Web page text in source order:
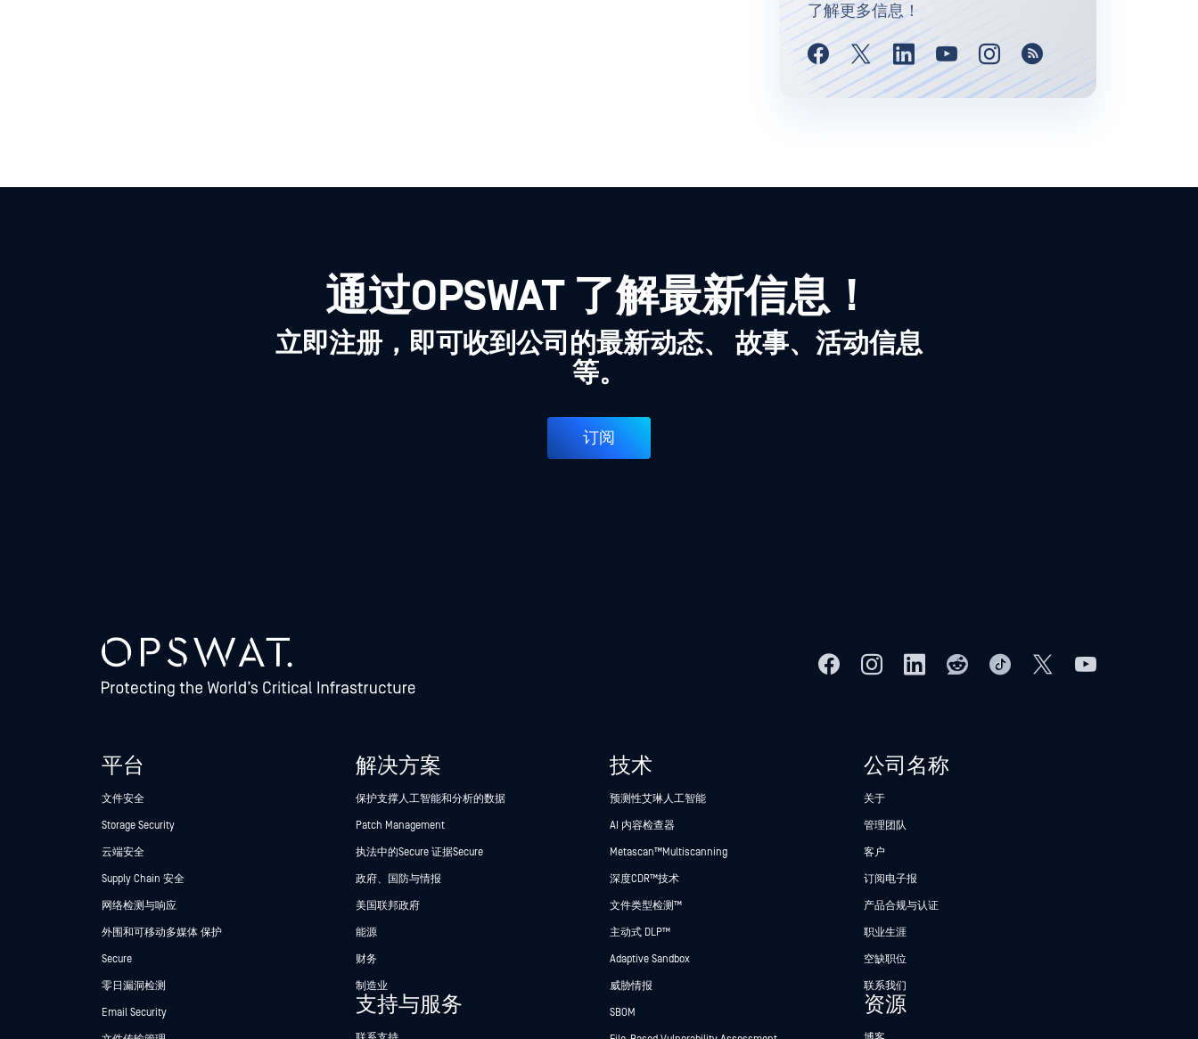
了解更多信息！
通过OPSWAT 了解最新信息！
立即注册，即可收到公司的最新动态、 故事、活动信息
等。
订阅
平台
文件安全
Storage Security
云端安全
Supply Chain 安全
网络检测与响应
外围和可移动多媒体 保护
Secure
零日漏洞检测
Email Security
解决方案
保护支撑人工智能和分析的数据
Patch Management
执法中的Secure 证据Secure
政府、国防与情报
美国联邦政府
能源
财务
制造业
支持与服务
技术
预测性艾琳人工智能
AI 内容检查器
Metascan™ Multiscanning
深度CDR™技术
文件类型检测™
主动式 DLP™
Adaptive Sandbox
威胁情报
SBOM
公司名称
关于
管理团队
客户
订阅电子报
产品合规与认证
职业生涯
空缺职位
联系我们
资源